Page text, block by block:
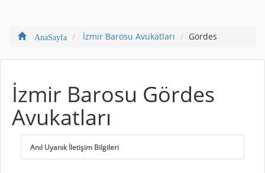
AnaSayfa İzmir Barosu Avukatları Gördes
İzmir Barosu Gördes
Avukatları
Anıl Uyanık İletişim Bilgileri